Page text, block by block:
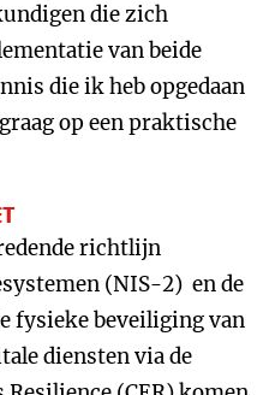
die zich
van beide
die ik heb opgedaan
op een praktische
richtlijn
(NIS-2) en de
fysieke beveiliging van
diensten via de